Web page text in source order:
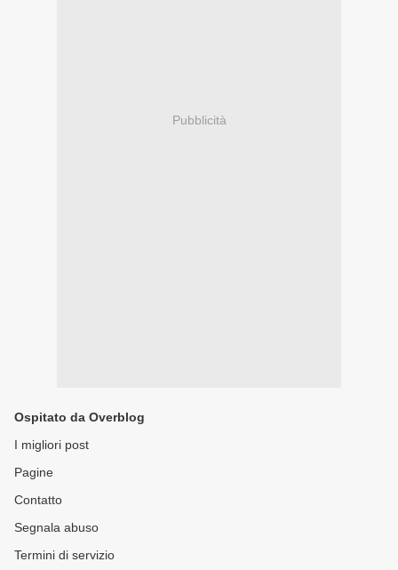
Pubblicità
Ospitato da Overblog
I migliori post
Pagine
Contatto
Segnala abuso
Termini di servizio